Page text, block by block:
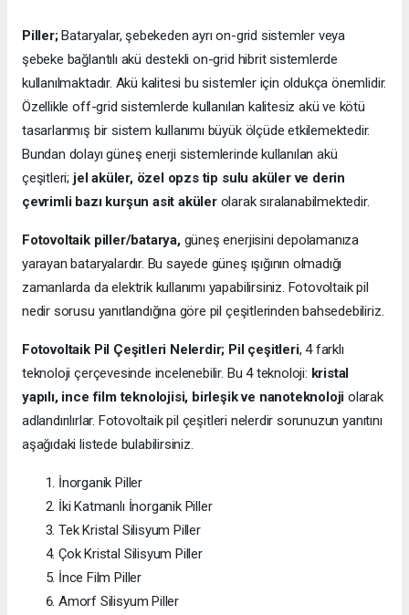
Piller;Bataryalar, şebekeden ayrı on-grid sistemler veya
şebeke bağlantılı akü destekli on-grid hibrit sistemlerde
kullanılmaktadır. Akü kalitesi bu sistemler için oldukça önemlidir.
Özellikle off-grid sistemlerde kullanılan kalitesiz akü ve kötü
tasarlanmış bir sistem kullanımı büyük ölçüde etkilemektedir.
Bundan dolayı güneş enerji sistemlerinde kullanılan akü
çeşitleri; jel aküler, özel opzs tip sulu aküler ve derin
çevrimli bazı kurşun asit akülerolarak sıralanabilmektedir.
Fotovoltaik piller/batarya,güneş enerjisini depolamanıza
yarayan bataryalardır. Bu sayede güneş ışığının olmadığı
zamanlarda da elektrik kullanımı yapabilirsiniz. Fotovoltaik pil
nedir sorusu yanıtlandığına göre pil çeşitlerinden bahsedebiliriz.
Fotovoltaik Pil Çeşitleri Nelerdir; Pil çeşitleri, 4 farklı
teknoloji çerçevesinde incelenebilir. Bu 4 teknoloji: kristal
yapılı, ince film teknolojisi, birleşik ve nanoteknoloji olarak
adlandırılırlar. Fotovoltaik pil çeşitleri nelerdir sorunuzun yanıtını
aşağıdaki listede bulabilirsiniz.
İnorganik Piller
İki Katmanlı İnorganik Piller
Tek Kristal Silisyum Piller
Çok Kristal Silisyum Piller
İnce Film Piller
Amorf Silisyum Piller